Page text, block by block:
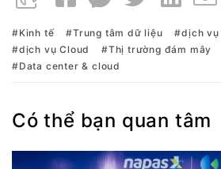
Kinh tế Trung tâm dữ liệu
dịch vụ
dịch vụ Cloud
Thị trường đám mây
Data center & cloud
Có thể bạn quan tâm